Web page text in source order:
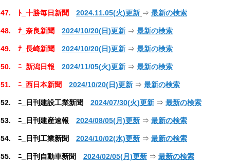
47. ﾄ_十勝毎日新聞 2024.11.05(火)更新 ⇒ 最新の検索
48. ﾅ_奈良新聞 2024/10/20(日)更新 ⇒ 最新の検索
49. ﾅ_長崎新聞 2024/10/20(日)更新 ⇒ 最新の検索
50. ﾆ_新潟日報 2024/11/05(火)更新 ⇒ 最新の検索
51. ﾆ_西日本新聞 2024/10/20(日)更新 ⇒ 最新の検索
52. ﾆ_日刊建設工業新聞 2024/07/30(火)更新 ⇒ 最新の検索
53. ﾆ_日刊建産速報 2024/08/05(月)更新 ⇒ 最新の検索
54. ﾆ_日刊工業新聞 2024/10/02(水)更新 ⇒ 最新の検索
55. ﾆ_日刊自動車新聞 2024/02/05(月)更新 ⇒ 最新の検索